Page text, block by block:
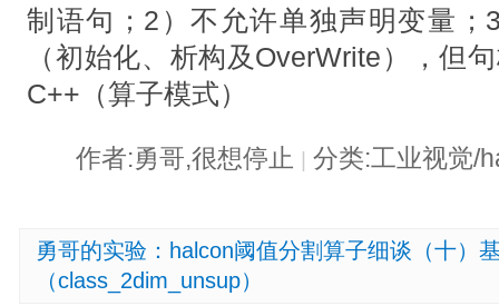
制语句；2）不允许单独声明变量；
（初始化、析构及OverWrite），但
C++（算子模式）
作者:勇哥,很想停止 分类:工业视觉/
勇哥的实验：halcon阈值分割算子细谈（十）
（class_2dim_unsup）